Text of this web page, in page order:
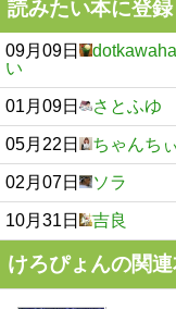
読みたい本に登
09月09日
い
01月09日 さとふゆ
05月22日 ちゃんちぃ
02月07日 ソラ
10月31日 吉良
けろぴょんの関